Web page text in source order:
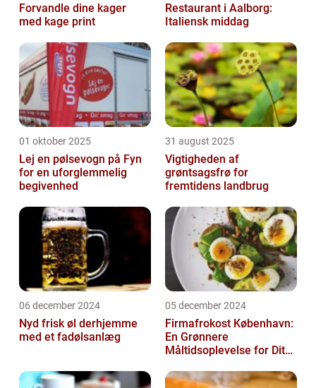
Forvandle dine kager
med kage print
Restaurant i Aalborg:
Italiensk middag
01 oktober 2025
Lej en pølsevogn på Fyn
for en uforglemmelig
begivenhed
31 august 2025
Vigtigheden af
grøntsagsfrø for
fremtidens landbrug
06 december 2024
Nyd frisk øl derhjemme
med et fadølsanlæg
05 december 2024
Firmafrokost København:
En Grønnere
Måltidsoplevelse for Dit